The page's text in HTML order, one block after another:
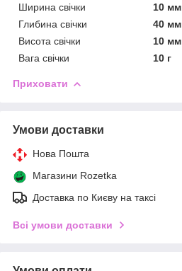
Ширина свічки
10 мм
Глибина свічки
40 мм
Висота свічки
10 мм
Вага свічки
10 г
Приховати
Умови доставки
Нова Пошта
Магазини Rozetka
Доставка по Києву на таксі
Всі умови доставки